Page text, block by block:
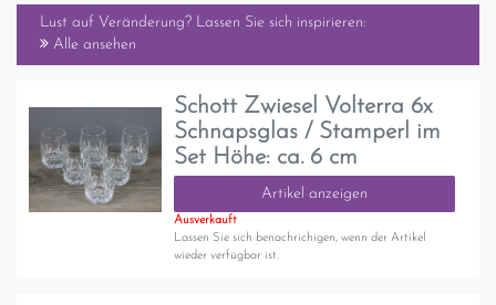
Lust auf Veränderung? Lassen Sie sich inspirieren:
Alle ansehen
Schott Zwiesel Volterra 6x
Schnapsglas / Stamperl im
Set Höhe: ca. 6 cm
Artikel anzeigen
Ausverkauft
Lassen Sie sich benachrichigen, wenn der Artikel
wieder verfügbar ist.